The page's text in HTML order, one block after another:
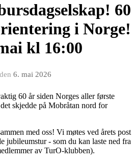
60
i Norge!
kl 16:00
den 6. mai 2026
60 år siden Norges aller første
skjedde på Mobråtan nord for
med oss! Vi møtes ved årets post
jubileumstur - som du kan laste ned fra
av TurO-klubben).